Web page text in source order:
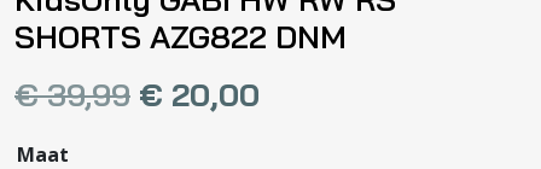
SHORTS AZG822 DNM
€39,99 € 20,00
Maat